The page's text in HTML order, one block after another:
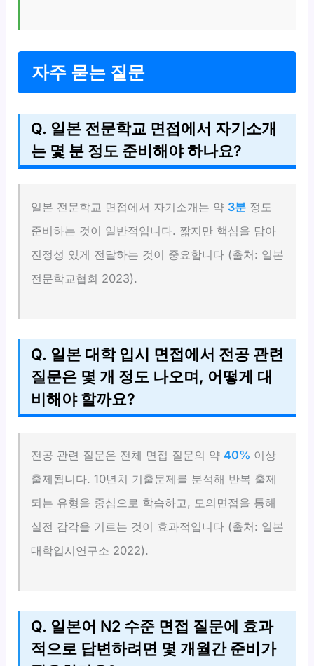
자주 묻는 질문
Q. 일본 전문학교 면접에서 자기소개
는 몇 분 정도 준비해야 하나요?
일본 전문학교 면접에서 자기소개는 약 3분 정도
준비하는 것이 일반적입니다. 짧지만 핵심을 담아
진정성 있게 전달하는 것이 중요합니다 (출처: 일본
전문학교협회 2023).
Q. 일본 대학 입시 면접에서 전공 관련
질문은 몇 개 정도 나오며, 어떻게 대
비해야 할까요?
전공 관련 질문은 전체 면접 질문의 약40% 이상
출제됩니다. 10년치 기출문제를 분석해 반복 출제
되는 유형을 중심으로 학습하고, 모의면접을 통해
실전 감각을 기르는 것이 효과적입니다 (출처: 일본
대학입시연구소 2022).
Q. 일본어 N2 수준 면접 질문에 효과
적으로 답변하려면 몇 개월간 준비가